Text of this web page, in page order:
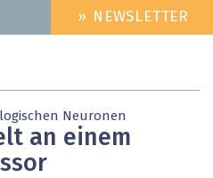
HEADER
MENU
» NEWSLETTER
Neuronen
an einem